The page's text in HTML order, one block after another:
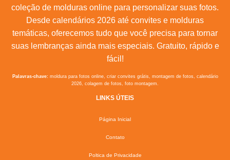
coleção de molduras online para personalizar suas fotos.
Desde calendários 2026 até convites e molduras
temáticas, oferecemos tudo que você precisa para tornar
suas lembranças ainda mais especiais. Gratuito, rápido e
fácil!
Palavras-chave:moldura para fotos online, criar convites grátis, montagem de fotos, calendário
2026, colagem de fotos, foto montagem.
LINKS ÚTEIS
Página Inicial
Contato
Poltica de Privacidade